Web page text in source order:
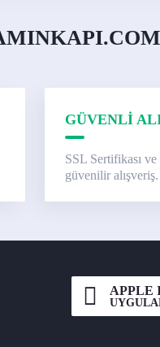
GÜVENLİ
SSL Sertifikası
güvenilir alışveriş.
APPLE